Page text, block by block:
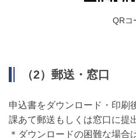
QRコ
（2）郵送・窓口
申込書をダウンロード・印刷
課あて郵送もしくは窓口に提
＊ダウンロードの困難な場合